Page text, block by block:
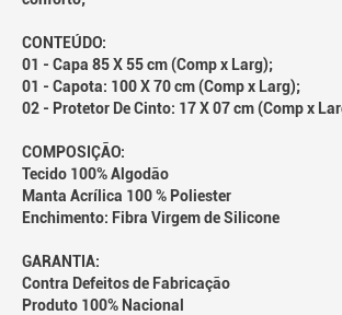
CONTEÚDO:
01 - Capa 85 X 55 cm (Comp x Larg);
01 - Capota: 100 X 70 cm (Comp x Larg);
02 - Protetor De Cinto: 17 X 07 cm (Comp x
COMPOSIÇÃO:
Tecido 100% Algodão
Manta Acrílica 100 % Poliester
Enchimento: Fibra Virgem de Silicone
GARANTIA:
Contra Defeitos de Fabricação
Produto 100% Nacional